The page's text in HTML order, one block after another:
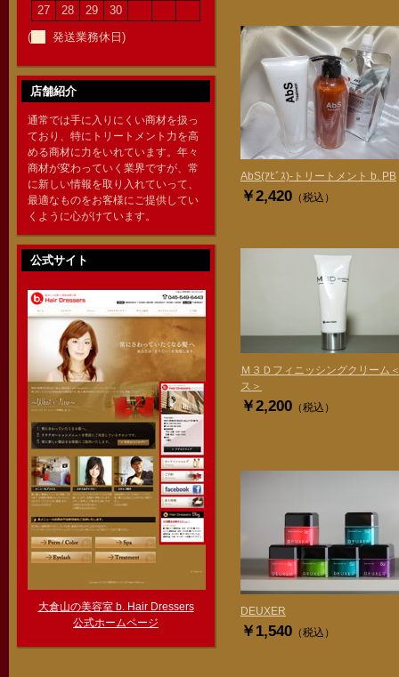
27
28 29
30
(
発送業務休日)
店舗紹介
通常では手に入りにくい商材を扱っ
ており、特にトリートメント力を高
める商材に力をいれています。年々
商材が変わっていく業界ですが、常
に新しい情報を取り入れていって、
最適なものをお客様にご提供してい
くように心がけています。
公式サイト
大倉山の美容室 b. Hair Dressers
公式ホームページ
AbS(ｱﾋﾞｽ)-トリートメント b. PB
￥2,420 （税込）
Ｍ３Ｄフィニッシングクリーム
ス＞
￥2,200 （税込）
DEUXER
￥1,540 （税込）